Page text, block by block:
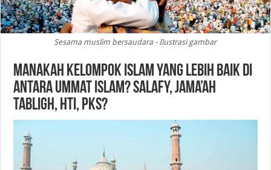
Sesama muslim bersaudara - Ilustrasi gambar
Manakah Kelompok Islam yang lebih baik di
antara ummat Islam? Salafy, Jama’ah
Tabligh, HTI, PKS?